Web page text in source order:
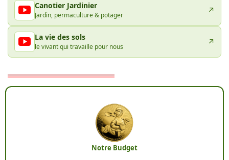
Canotier Jardinier
Jardin, permaculture & potager ↗
La vie des sols
le vivant qui travaille pour nous ↗
Notre Budget